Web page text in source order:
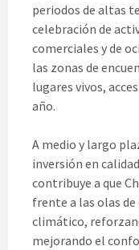
periodos de altas
celebración de
comerciales y de
las zonas de
lugares vivos,
año.
A medio y largo
inversión en
contribuye a que
frente a las olas
climático,
mejorando el